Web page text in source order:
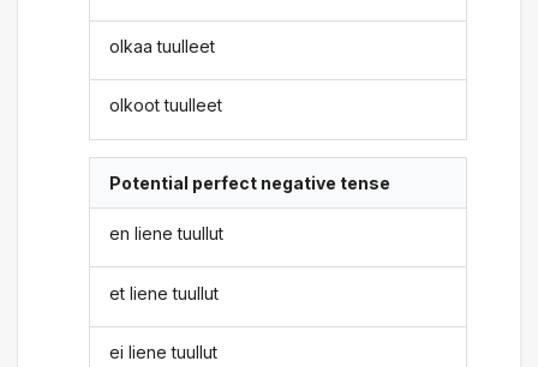
olkaa tuulleet
olkoot tuulleet
Potential perfect negative tense
en liene tuullut
et liene tuullut
ei liene tuullut